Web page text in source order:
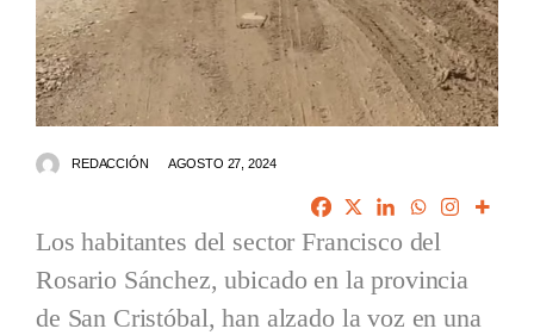
REDACCIÓN AGOSTO 27, 2024
Los habitantes del sector Francisco del
Rosario Sánchez, ubicado en la provincia
de San Cristóbal, han alzado la voz en una